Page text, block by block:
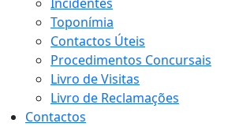
Incidentes
Toponímia
Contactos Úteis
Procedimentos Concursais
Livro de Visitas
Livro de Reclamações
Contactos